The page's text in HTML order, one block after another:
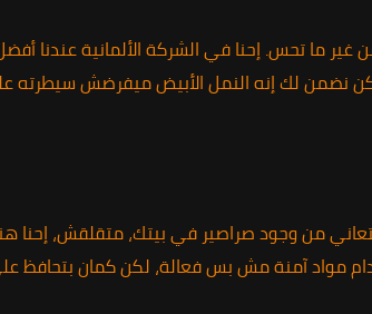
ما تحس. إحنا في الشركة الألمانية عندنا
نضمن لك إنه النمل الأبيض ميفرضش سيطرته
من وجود صراصير في بيتك، متقلقش، إحنا
مواد آمنة مش بس فعالة، لكن كمان بتحافظ